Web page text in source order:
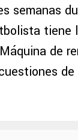
semanas
tiene
de